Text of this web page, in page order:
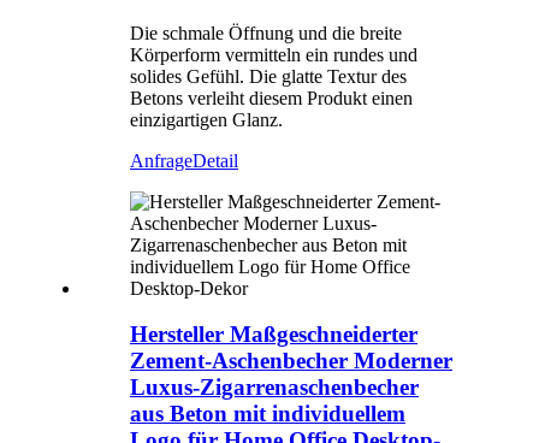
Die schmale Öffnung und die breite
Körperform vermitteln ein rundes und
solides Gefühl. Die glatte Textur des
Betons verleiht diesem Produkt einen
einzigartigen Glanz.
AnfrageDetail
Hersteller Maßgeschneiderter
Zement-Aschenbecher Moderner
Luxus-Zigarrenaschenbecher
aus Beton mit individuellem